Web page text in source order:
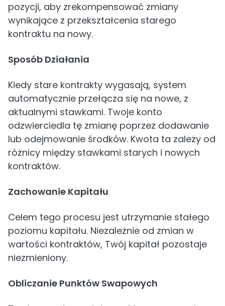
pozycji, aby zrekompensować zmiany
wynikające z przekształcenia starego
kontraktu na nowy.
Sposób Działania
Kiedy stare kontrakty wygasają, system
automatycznie przełącza się na nowe, z
aktualnymi stawkami. Twoje konto
odzwierciedla tę zmianę poprzez dodawanie
lub odejmowanie środków. Kwota ta zależy od
różnicy między stawkami starych i nowych
kontraktów.
Zachowanie Kapitału
Celem tego procesu jest utrzymanie stałego
poziomu kapitału. Niezależnie od zmian w
wartości kontraktów, Twój kapitał pozostaje
niezmieniony.
Obliczanie Punktów Swapowych